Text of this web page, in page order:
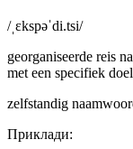
/ˌɛkspəˈdi.tsi/
georganiseerde reis
met een specifiek doel
zelfstandig
Приклади: